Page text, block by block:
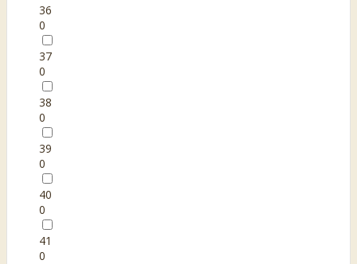
36
0
37
0
38
0
39
0
40
0
41
0